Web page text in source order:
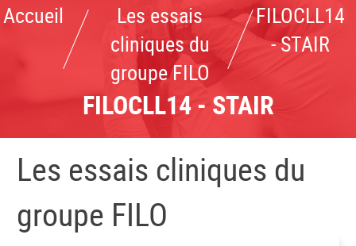
Accueil
Les essais
cliniques du
groupe FILO
FILOCLL14
- STAIR
FILOCLL14 - STAIR
Les essais cliniques du
groupe FILO